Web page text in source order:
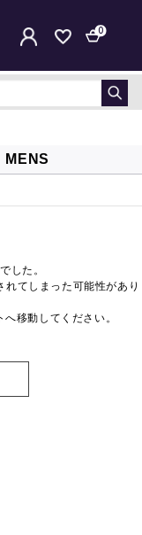
0
MENS
した。
てしまった可能性があり
移動してください。